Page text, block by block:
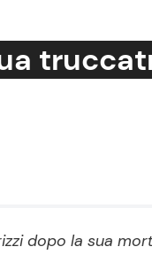
Le Ricette in TV
dopo la sua